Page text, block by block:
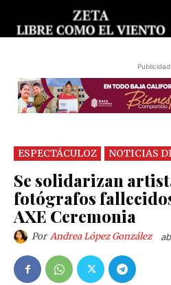
Publicidad
ESPECTÁCULOZ NOTICIAS
Se solidarizan
fotógrafos
AXE Ceremonia
Por Andrea López González